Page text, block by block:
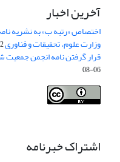
آخرین اخبار
اختصاص «رتبه ب» به نشریه
وزارت علوم، تحقیقات و فناوری
قرار گرفتن نامه انجمن جمعیت
06-08
اشتراک خبرنامه